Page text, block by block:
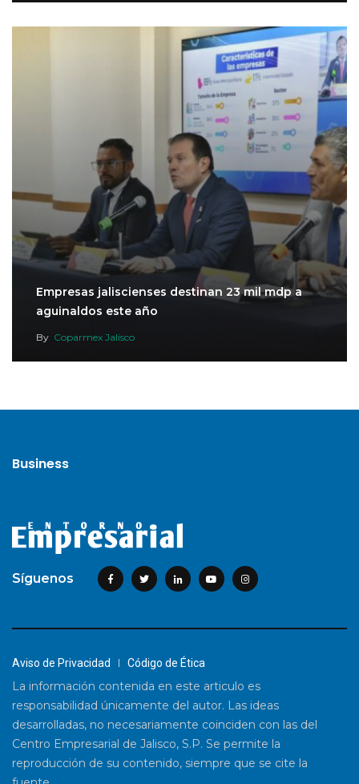
Empresas jaliscienses destinan 23 mil mdp a
aguinaldos este año
By Coparmex Jalisco
Business
Síguenos
Aviso de Privacidad Código de Ética
La información contenida en este articulo es
responsabilidad únicamente del autor. Las ideas
desarrolladas, no necesariamente coinciden con las del
Centro Empresarial de Jalisco, S.P. Se permite la
reproducción de su contenido, siempre que se cite la